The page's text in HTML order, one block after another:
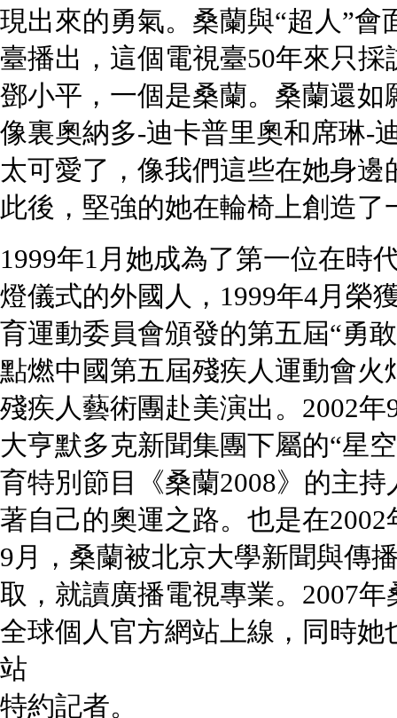
現出來的勇氣。桑蘭與“超人”
臺播出，這個電視臺50年來只
鄧小平，一個是桑蘭。桑蘭還
像裏奧納多-迪卡普里奧和席琳-
太可愛了，像我們這些在她身邊
此後，堅強的她在輪椅上創造
1999年1月她成為了第一位在時
燈儀式的外國人，1999年4月榮
育運動委員會頒發的第五屆“勇
點燃中國第五屆殘疾人運動會火
殘疾人藝術團赴美演出。2002
大亨默多克新聞集團下屬的“星
育特別節目《桑蘭2008》的主
著自己的奧運之路。也是在2002
9月，桑蘭被北京大學新聞與傳
取，就讀廣播電視專業。2007
全球個人官方網站上線，同時
站
特約記者。